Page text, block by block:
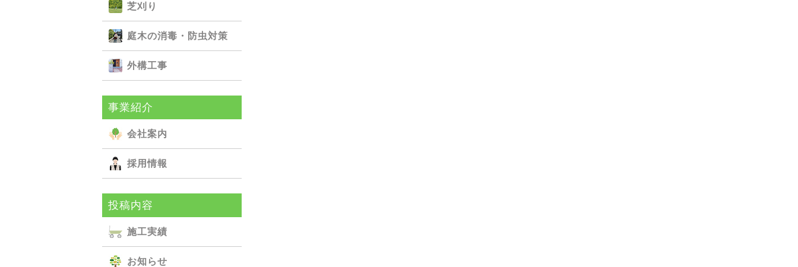
芝刈り
庭⽊の消毒・防⾍対策
外構⼯事
事業紹介
会社案内
採用情報
投稿内容
施⼯実績
お知らせ